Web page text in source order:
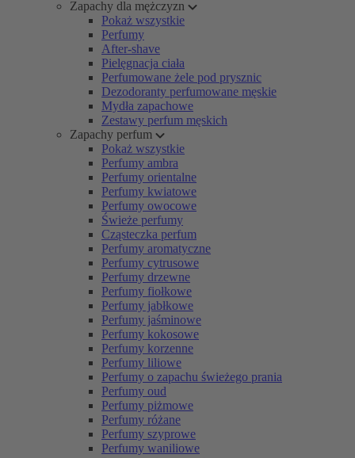
Zapachy dla mężczyzn
Pokaż wszystkie
Perfumy
After-shave
Pielęgnacja ciała
Perfumowane żele pod prysznic
Dezodoranty perfumowane męskie
Mydła zapachowe
Zestawy perfum męskich
Zapachy perfum
Pokaż wszystkie
Perfumy ambra
Perfumy orientalne
Perfumy kwiatowe
Perfumy owocowe
Świeże perfumy
Cząsteczka perfum
Perfumy aromatyczne
Perfumy cytrusowe
Perfumy drzewne
Perfumy fiołkowe
Perfumy jabłkowe
Perfumy jaśminowe
Perfumy kokosowe
Perfumy korzenne
Perfumy liliowe
Perfumy o zapachu świeżego prania
Perfumy oud
Perfumy piżmowe
Perfumy różane
Perfumy szyprowe
Perfumy waniliowe